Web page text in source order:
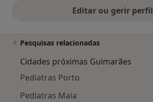
Editar ou gerir perfil
Pesquisas relacionadas
Cidades próximas Guimarães
Pediatras Porto
Pediatras Maia